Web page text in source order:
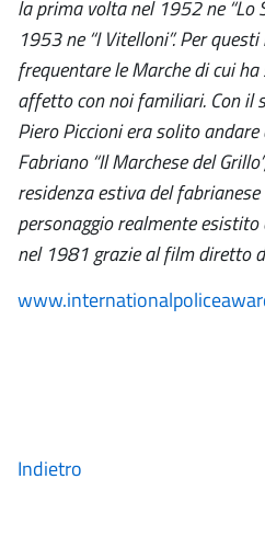
la prima volta nel 1952 ne “Lo
1953 ne “I Vitelloni”. Per
frequentare le Marche di cui
affetto con noi familiari. Con il
Piero Piccioni era solito
Fabriano “Il Marchese del
residenza estiva del
personaggio realmente
nel 1981 grazie al film diretto
Indietro